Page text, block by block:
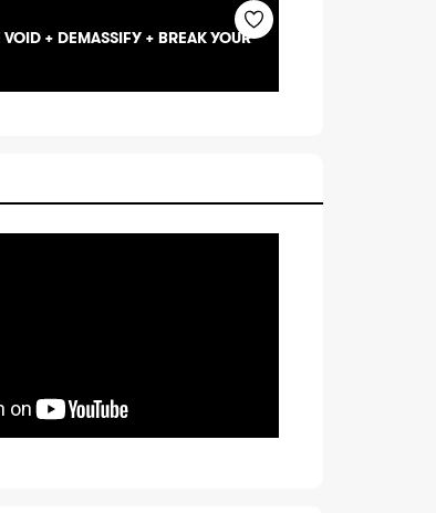
+ DEMASSIFY + BREAK YOUR